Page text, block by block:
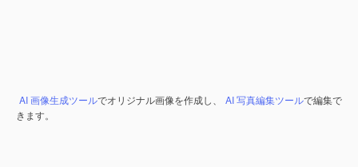
AI 画像生成ツールでオリジナル画像を作成し、 AI 写真編集ツールで編集で
きます。